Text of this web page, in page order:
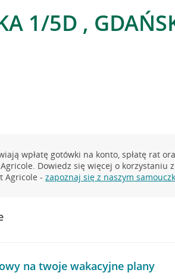
1/5D ,
wpłatę gotówki na konto, spłatę rat
Dowiedz się więcej o korzystaniu z
Agricole -zapoznaj się z naszym
na twoje wakacyjne plany